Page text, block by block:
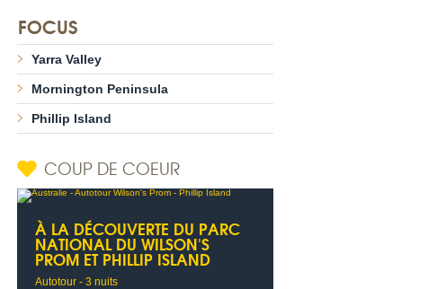
FOCUS
Yarra Valley
Mornington Peninsula
Phillip Island
COUP DE COEUR
À LA DÉCOUVERTE DU PARC
NATIONAL DU WILSON'S
PROM ET PHILLIP ISLAND
Autotour - 3 nuits